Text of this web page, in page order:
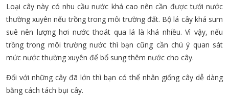
Loại cây này có nhu cầu nước khá cao nên cần được tưới nước
thường xuyên nếu trồng trong môi trường đất. Bộ lá cây khá sum
suê nên lượng hơi nước thoát qua lá là khá nhiều. Vì vậy, nếu
trồng trong môi trường nước thì bạn cũng cần chú ý quan sát
mức nước thường xuyên để bổ sung thêm nước cho cây.
Đối với những cây đã lớn thì bạn có thể nhân giống cây dễ dàng
bằng cách tách bụi cây.